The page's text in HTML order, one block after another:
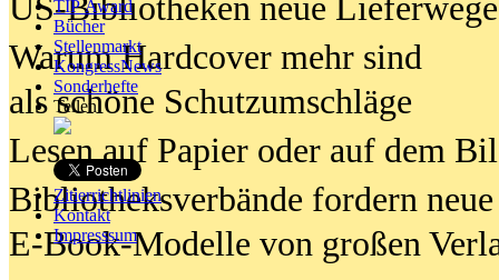
TIP Award
Bücher
Stellenmarkt
KongressNews
Sonderhefte
Teilen
Zitierrichtlinien
Kontakt
Impresssum
US-Bibliotheken neue Lieferwege
Warum Hardcover mehr sind
als schöne Schutzumschläge
Lesen auf Papier oder auf dem
Bibliotheksverbände fordern neue
E-Book-Modelle von großen